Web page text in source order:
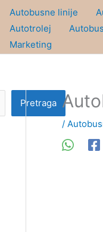
Autobusne linije
Autotrolej
Marketing
Pretraga
/